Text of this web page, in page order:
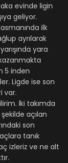
evinde ligin
geliyor.
ilk
ayrılarak
yara
5 inden
Ligde ise son
var.
İki takımda
açılan
son
tanık
izleriz ve ne alt